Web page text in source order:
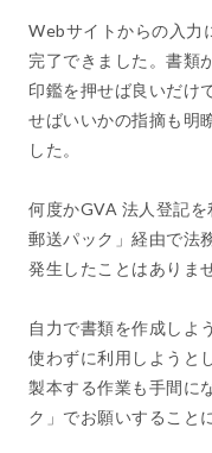
Webサイトからの入力
完了できました。書類
印鑑を押せば良いだけ
せばいいかの指摘も明
した。
何度かGVA 法人登記
郵送パック」経由で法
発生したことはありま
自力で書類を作成しよ
使わずに利用しようと
製本する作業も手間に
ク」でお願いすること